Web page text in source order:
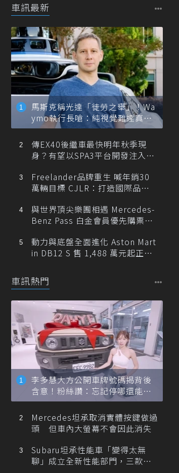
車訊最新
馬斯克稱光達「徒勞之舉」！Wa
ymo執行長嗆：純視覺難達真正
自動駕駛
傳EX40後繼車最快明年秋季現
身？有望以SPA3平台開發注入80
Freelander品牌重生 喊年銷30
萬輛目標 CJLR：打造國際品牌
與世界頂尖樂團相遇 Mercedes-
Benz Pass 白金會員優先購票維
動力與底盤全面進化 Aston Mart
in DB12 S 售 1,488 萬元起正式
車訊熱門
李多慧大方公開車牌號碼揭背後
含意！粉絲讚：忘記停哪還能幫
忙找車
Mercedes坦承取消實體按鍵做過
頭 但車內大螢幕不會因此消失
Subaru坦承性能車「變得太無
聊」成立全新性能部門，三款手